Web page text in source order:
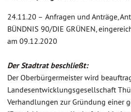
24.11.20 – Anfragen und Anträge,
BÜNDNIS 90/DIE GRÜNEN,
am 09.12.2020
Der Stadtrat beschließt:
Der Oberbürgermeister wird
Landesentwicklungsgesellschaft
Verhandlungen zur Gründung einer